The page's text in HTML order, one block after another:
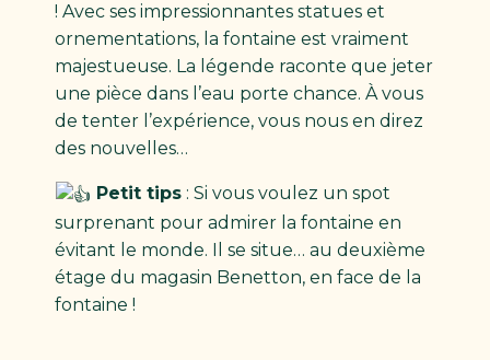
! Avec ses impressionnantes statues et
ornementations, la fontaine est vraiment
majestueuse. La légende raconte que jeter
une pièce dans l’eau porte chance. À vous
de tenter l’expérience, vous nous en direz
des nouvelles…
Petit tips : Si vous voulez un spot
surprenant pour admirer la fontaine en
évitant le monde. Il se situe… au deuxième
étage du magasin Benetton, en face de la
fontaine !